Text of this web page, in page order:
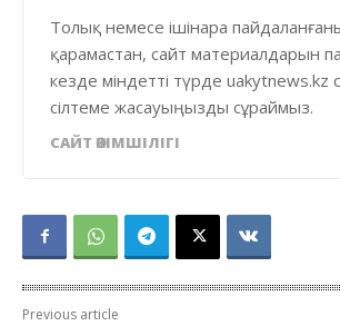
Толық немесе ішінара
қарамастан, сайт материалдарын
кезде міндетті түрде uakytnews.kz
сілтеме жасауыңызды сұраймыз.
САЙТ ӘКІМШІЛІГІ
Previous article